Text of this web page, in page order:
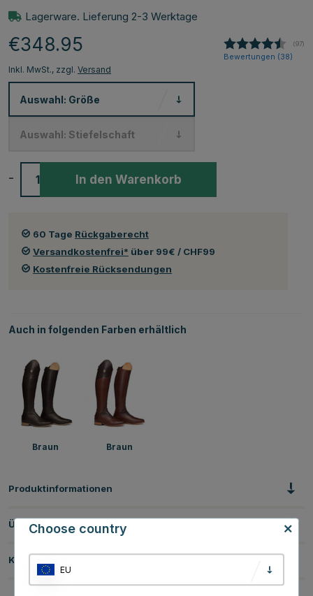
Lagerware. Lieferung 2-3 Werktage
€348.95 (97)
Bewertungen (38)
Inkl. MwSt., zzgl. Versand
Auswahl: Größe
Auswahl: Stiefelschaft
- In den Warenkorb
60 Tage Rückgaberecht
Versandkostenfrei* über 99€ / CHF99
Kostenfreie Rücksendungen
Auch in folgenden Farben erhältlich
Braun Braun
Produktinformationen
Über die Marke
Kundenbewertungen
Choose country
EU